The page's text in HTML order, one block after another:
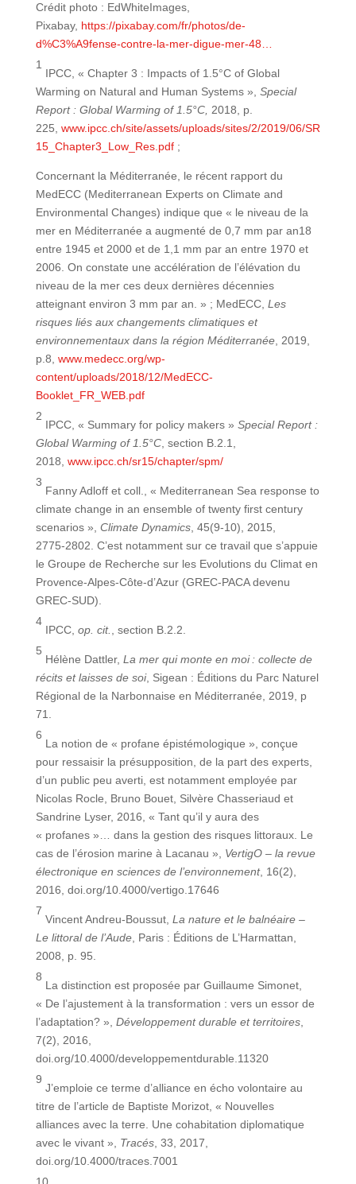
Crédit photo : EdWhiteImages,
Pixabay, https://pixabay.com/fr/photos/de-
d%C3%A9fense-contre-la-mer-digue-mer-48…
1
IPCC, « Chapter 3 : Impacts of 1.5°C of Global
Warming on Natural and Human Systems », Special
Report : Global Warming of 1.5°C, 2018, p.
225, www.ipcc.ch/site/assets/uploads/sites/2/2019/06/SR
15_Chapter3_Low_Res.pdf;
Concernant la Méditerranée, le récent rapport du
MedECC (Mediterranean Experts on Climate and
Environmental Changes) indique que « le niveau de la
mer en Méditerranée a augmenté de 0,7 mm par an18
entre 1945 et 2000 et de 1,1 mm par an entre 1970 et
2006. On constate une accélération de l’élévation du
niveau de la mer ces deux dernières décennies
atteignant environ 3 mm par an. » ; MedECC, Les
risques liés aux changements climatiques et
environnementaux dans la région Méditerranée, 2019,
p.8, www.medecc.org/wp-
content/uploads/2018/12/MedECC-
Booklet_FR_WEB.pdf
2
IPCC, « Summary for policy makers » Special Report :
Global Warming of 1.5°C, section B.2.1,
2018, www.ipcc.ch/sr15/chapter/spm/
3
Fanny Adloff et coll., « Mediterranean Sea response to
climate change in an ensemble of twenty first century
scenarios », Climate Dynamics, 45(9‑10), 2015,
2775‑2802. C’est notamment sur ce travail que s’appuie
le Groupe de Recherche sur les Evolutions du Climat en
Provence-Alpes-Côte-d’Azur (GREC-PACA devenu
GREC-SUD).
4
IPCC, op. cit., section B.2.2.
5
Hélène Dattler, La mer qui monte en moi : collecte de
récits et laisses de soi, Sigean : Éditions du Parc Naturel
Régional de la Narbonnaise en Méditerranée, 2019, p
71.
6
La notion de « profane épistémologique », conçue
pour ressaisir la présupposition, de la part des experts,
d’un public peu averti, est notamment employée par
Nicolas Rocle, Bruno Bouet, Silvère Chasseriaud et
Sandrine Lyser, 2016, « Tant qu’il y aura des
« profanes »… dans la gestion des risques littoraux. Le
cas de l’érosion marine à Lacanau », VertigO – la revue
électronique en sciences de l’environnement, 16(2),
2016, doi.org/10.4000/vertigo.17646
7
Vincent Andreu-Boussut, La nature et le balnéaire –
Le littoral de l’Aude, Paris : Éditions de L’Harmattan,
2008, p. 95.
8
La distinction est proposée par Guillaume Simonet,
« De l’ajustement à la transformation : vers un essor de
l’adaptation? », Développement durable et territoires,
7(2), 2016,
doi.org/10.4000/developpementdurable.11320
9
J’emploie ce terme d’alliance en écho volontaire au
titre de l’article de Baptiste Morizot, « Nouvelles
alliances avec la terre. Une cohabitation diplomatique
avec le vivant », Tracés, 33, 2017,
doi.org/10.4000/traces.7001